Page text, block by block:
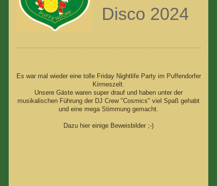
Disco 2024
Es war mal wieder eine tolle Friday Nightlife Party im Puffendorfer
Kirmeszelt.
Unsere Gäste waren super drauf und haben unter der
musikalischen Führung der DJ Crew "Cosmics" viel Spaß gehabt
und eine mega Stimmung gemacht.
Dazu hier einige Beweisbilder ;-)